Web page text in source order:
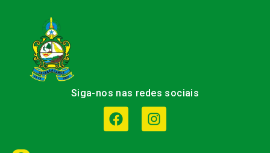
Siga-nos nas redes sociais